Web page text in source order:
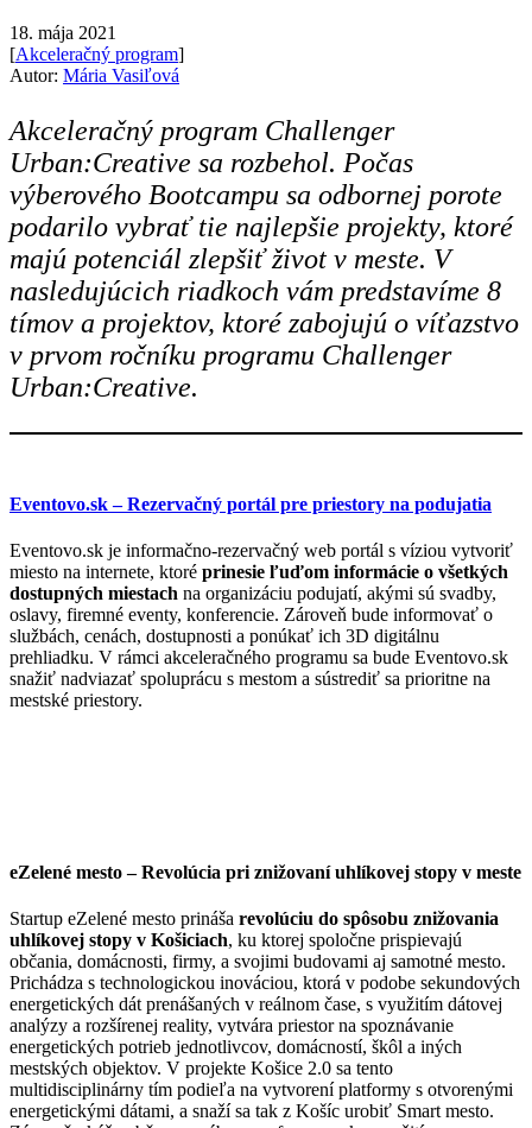
18. mája 2021
[Akceleračný program]
Autor: Mária Vasiľová
Akceleračný program Challenger
Urban:Creative sa rozbehol. Počas
výberového Bootcampu sa odbornej porote
podarilo vybrať tie najlepšie projekty, ktoré
majú potenciál zlepšiť život v meste. V
nasledujúcich riadkoch vám predstavíme 8
tímov a projektov, ktoré zabojujú o víťazstvo
v prvom ročníku programu Challenger
Urban:Creative.
Eventovo.sk – Rezervačný portál pre priestory na podujatia
Eventovo.sk je informačno-rezervačný web portál s víziou vytvoriť
miesto na internete, ktoré prinesie ľuďom informácie o všetkých
dostupných miestach na organizáciu podujatí, akými sú svadby,
oslavy, firemné eventy, konferencie. Zároveň bude informovať o
službách, cenách, dostupnosti a ponúkať ich 3D digitálnu
prehliadku. V rámci akceleračného programu sa bude Eventovo.sk
snažiť nadviazať spoluprácu s mestom a sústrediť sa prioritne na
mestské priestory.
eZelené mesto – Revolúcia pri znižovaní uhlíkovej stopy v meste
Startup eZelené mesto prináša revolúciu do spôsobu znižovania
uhlíkovej stopy v Košiciach, ku ktorej spoločne prispievajú
občania, domácnosti, firmy, a svojimi budovami aj samotné mesto.
Prichádza s technologickou inováciou, ktorá v podobe sekundových
energetických dát prenášaných v reálnom čase, s využitím dátovej
analýzy a rozšírenej reality, vytvára priestor na spoznávanie
energetických potrieb jednotlivcov, domácností, škôl a iných
mestských objektov. V projekte Košice 2.0 sa tento
multidisciplinárny tím podieľa na vytvorení platformy s otvorenými
energetickými dátami, a snaží sa tak z Košíc urobiť Smart mesto.